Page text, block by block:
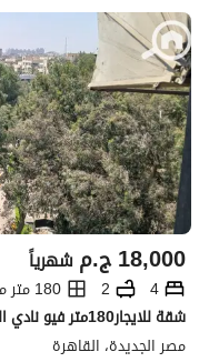
ج.م18,000 شهرياً
4
2
180 متر مربع
شقة للايجار180متر فيو نادي الغابة مصر الجديدة
مصر الجديدة، القاهرة